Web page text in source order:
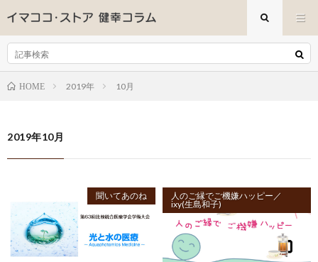
HOME 2019年 10月
2019年10月
聞いてあのね
人のご縁でご機嫌ハッピー／
ixy(生島和子)